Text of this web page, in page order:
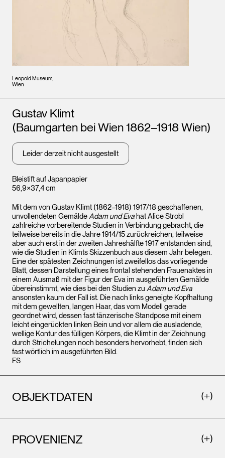
Leopold Museum,
Wien
Bleistift auf Japanpapier
56,9×37,4 cm
Künstler*innen
Gustav Klimt
(Baumgarten bei Wien 1862–1918 Wien)
Leider derzeit nicht ausgestellt
Mit dem von Gustav Klimt (1862–1918) 1917/18 geschaffenen,
unvollendeten GemäldeAdam und Evahat Alice Strobl
zahlreiche vorbereitende Studien in Verbindung gebracht, die
teilweise bereits in die Jahre 1914/15 zurückreichen, teilweise
aber auch erst in der zweiten Jahreshälfte 1917 entstanden sind,
wie die Studien in Klimts Skizzenbuch aus diesem Jahr belegen.
Eine der spätesten Zeichnungen ist zweifellos das vorliegende
Blatt, dessen Darstellung eines frontal stehenden Frauenaktes in
einem Ausmaß mit der Figur der Eva im ausgeführten Gemälde
übereinstimmt, wie dies bei den Studien zu Adam und Eva
ansonsten kaum der Fall ist. Die nach links geneigte Kopfhaltung
mit dem gewellten, langen Haar, das vom Modell gerade
geordnet wird, dessen fast tänzerische Standpose mit einem
leicht eingerückten linken Bein und vor allem die ausladende,
wellige Kontur des fülligen Körpers, die Klimt in der Zeichnung
durch Strichelungen noch besonders hervorhebt, finden sich
fast wörtlich im ausgeführten Bild.
FS
OBJEKTDATEN
PROVENIENZ